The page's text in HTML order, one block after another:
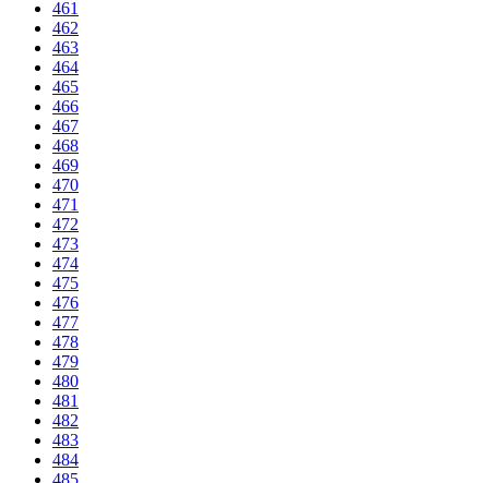
461
462
463
464
465
466
467
468
469
470
471
472
473
474
475
476
477
478
479
480
481
482
483
484